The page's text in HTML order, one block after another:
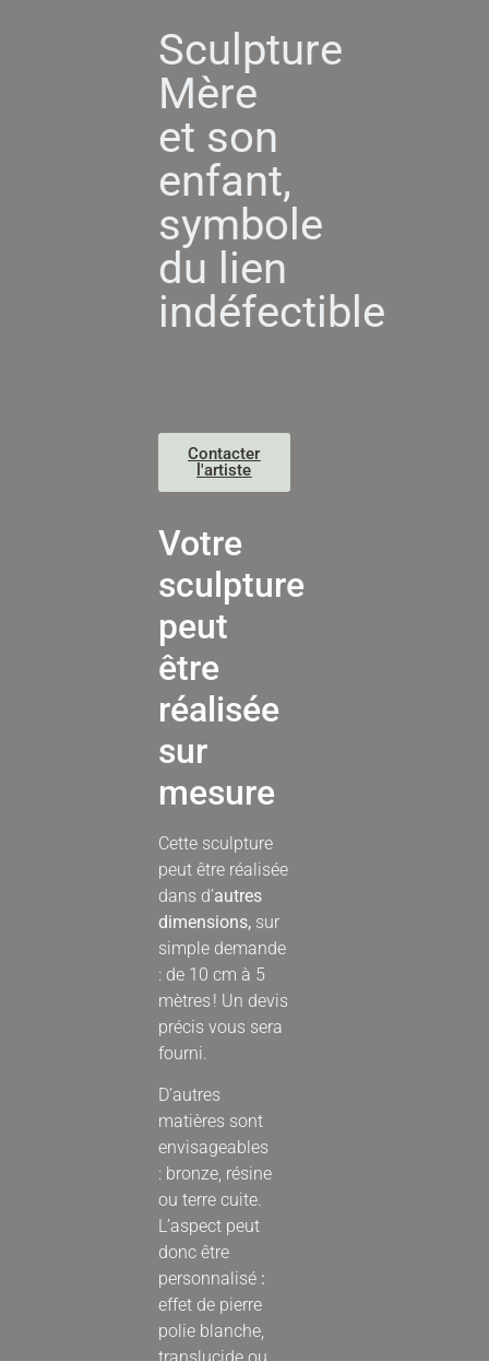
Sculpture
Mère
et son
enfant,
symbole
du lien
indéfectible
Contacter
l'artiste
Votre
sculpture
peut
être
réalisée
sur
mesure
Cette sculpture
peut être réalisée
dans d’autres
dimensions,sur
simple demande
: de 10 cm à 5
mètres ! Un devis
précis vous sera
fourni.
D’autres
matières sont
envisageables
: bronze, résine
ou terre cuite.
L’aspect peut
donc être
personnalisé:
effet de pierre
polie blanche,